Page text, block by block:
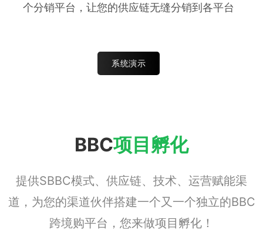
个分销平台，让您的供应链无缝分销到各平台
系统演示
BBC项目孵化
提供SBBC模式、供应链、技术、运营赋能渠
道，为您的渠道伙伴搭建一个又一个独立的BBC
跨境购平台，您来做项目孵化！